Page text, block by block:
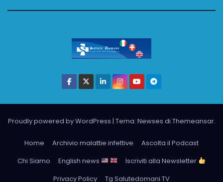
Proudly powered by WordPress | Tema: Newses di Themeansar.
Home Archivio malattie infettive
Ascolta il Podcast
Chi Siamo
English news
Iscriviti alla Newsletter
Privacy Policy
Tg Salutedomani TV